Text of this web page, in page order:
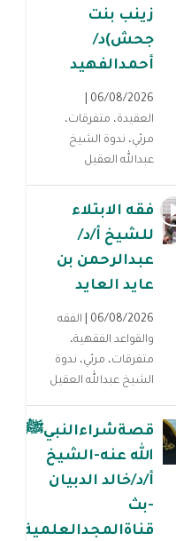
زينب بنت
جحش)د/
أحمدالفهيد
06/08/2026 |
العقيدة، متفرقات،
مرئي، ندوة الشيخ
عبدالله العقيل
فقه الابتلاء
للشيخ أ/د/
عبدالرحمن بن
عايد العايد
06/08/2026 |
الفقه
والقواعد الفقهية،
متفرقات، مرئي، ندوة
الشيخ عبدالله العقيل
الله عنه-الشيخ
أ/د/خالد الدبيان
-بث
قناةالمجدالعلمية